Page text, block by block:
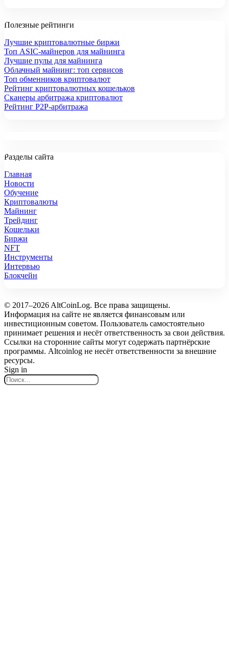
Полезные рейтинги
Лучшие криптовалютные биржи
Топ ASIC-майнеров для майнинга
Лучшие пулы для майнинга
Облачный майнинг: топ сервисов
Топ обменников криптовалют
Рейтинг криптовалютных кошельков
Сканеры арбитража криптовалют
Рейтинг P2P-арбитража
Разделы сайта
Главная
Новости
Обучение
Криптовалюты
Майнинг
Трейдинг
Кошельки
Биржи
NFT
Инструменты
Интервью
Блокчейн
© 2017–2026 AltCoinLog. Все права защищены.
Информация на сайте не является финансовым или
инвестиционным советом. Пользователь самостоятельно
принимает решения и несёт ответственность за свои действия.
Ссылки на сторонние сайты могут содержать партнёрские
программы. Altcoinlog не несёт ответственности за внешние
ресурсы.
Sign in